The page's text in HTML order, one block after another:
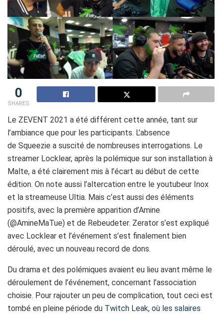
0
SHARES
Le ZEVENT 2021 a été différent cette année, tant sur
l’ambiance que pour les participants. L’absence
de Squeezie a suscité de nombreuses interrogations. Le
streamer Locklear, après la polémique sur son installation à
Malte, a été clairement mis à l’écart au début de cette
édition. On note aussi l’altercation entre le youtubeur Inox
et la streameuse Ultia. Mais c’est aussi des éléments
positifs, avec la première apparition d’Amine
(@AmineMaTue) et de Rebeudeter. Zerator s’est expliqué
avec Locklear et l’événement s’est finalement bien
déroulé, avec un nouveau record de dons.
Du drama et des polémiques avaient eu lieu avant même le
déroulement de l’événement, concernant l’association
choisie. Pour rajouter un peu de complication, tout ceci est
tombé en pleine période du Twitch Leak, où les salaires